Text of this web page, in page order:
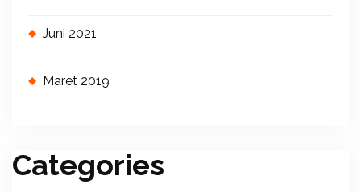
Juni 2021
Maret 2019
Categories